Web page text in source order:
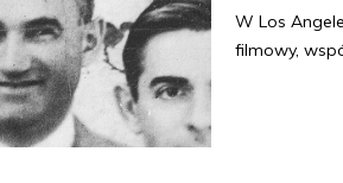
W Los
filmowy,